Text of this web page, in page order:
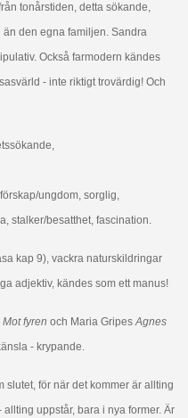
tonårstiden, detta sökande,
den egna familjen. Sandra
Också farmodern kändes
- inte riktigt trovärdig! Och
ungdom, sorglig,
stalker/besatthet, fascination.
kap 9), vackra naturskildringar
adjektiv, kändes som ett manus!
Mot fyren och Maria GripesAgnes
- krypande.
slutet, för när det kommer är allting
uppstår, bara i nya former. Är